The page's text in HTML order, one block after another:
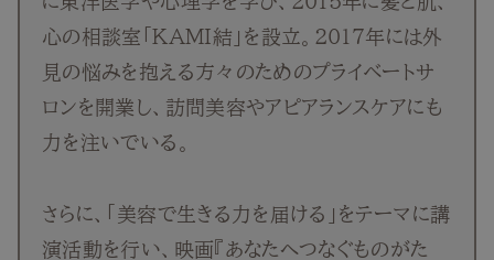
心の相談室「KAMI結」を設立。2017年には外
見の悩みを抱える方々のためのプライベートサ
ロンを開業し、訪問美容やアピアランスケアにも
力を注いでいる。
さらに、「美容で生きる力を届ける」をテーマに講
演活動を行い、映画『あなたへつなぐものがた